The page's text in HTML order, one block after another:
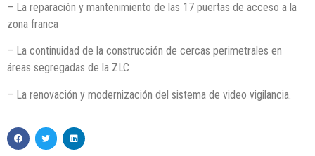
– La reparación y mantenimiento de las 17 puertas de acceso a la
zona franca
– La continuidad de la construcción de cercas perimetrales en
áreas segregadas de la ZLC
– La renovación y modernización del sistema de video vigilancia.